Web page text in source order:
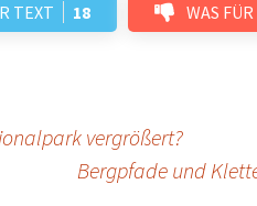
TEXT 18 WAS
vergrößert?
Bergpfade und